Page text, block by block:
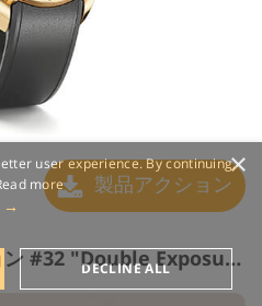
製品アクション
用の無料の風景アクション #32 "Double Exposure"
×
user experience. By continuing,
more
→
DECLINE ALL